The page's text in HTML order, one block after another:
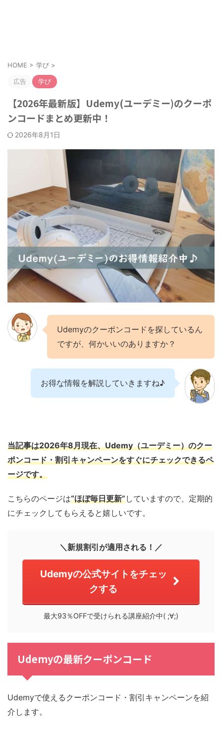
HOME > 学び >
広告 学び
【2026年最新版】Udemy(ユーデミー)のクーポ
ンコードまとめ更新中！
2026年8月1日
Udemyのクーポンコードを探しているん
ですが、何かいいのありますか？
お得な情報を解説していきますね♪
当記事は2026年8月現在、Udemy（ユーデミー）のクー
ポンコード・割引キャンペーンをすぐにチェックできるペ
ージです。
こちらのページは“ほぼ毎日更新”していますので、定期的
にチェックしてもらえると嬉しいです。
＼新規割引が適用される！／
Udemyの公式サイトをチェッ
クする
最大93％OFFで受けられる講座紹介中( ;∀;)
Udemyの最新クーポンコード
Udemyで使えるクーポンコード・割引キャンペーンを紹
介します。